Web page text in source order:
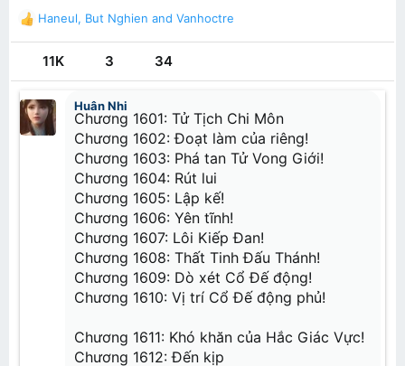
thê thẳng thừng từ hôn, làm dấy lên ý chí nam nhi
của mình.
hắc giới chỉ Tiêu Viêm gặp được hồn của Dược Lão
(Dược Trần – Dược tôn giả) 1 đại luyện dược tông sư
củađấu khí đại lục, cùng mối tình thủy chung từ bạn
Tác giả:​
Thiên Tàm Thổ Đậu
Tiên Hiệp, Dị Giới, Huyền Huyễn
Chương 1: Thiên tài rơi rụng
Chương 2: Đấu khí đại lục
Chương 3: Khách nhân
Chương 4: Vân Lam tông
Chương 5: Tụ khí tán
Chương 6: Luyện dược sư
Chương 7: Hưu!
Chương 8: Thần bí đích lão giả
Chương 9: Dược lão
Chương 10: Tá tiễn
Chương 11: Phường thị
Chương 12: Li hắn viễn điểm
Chương 13: Hắc thiết phiến
Chương 14: Hấp chưởng
Chương 16: Tiêu Trữ
Chương 17: Xung đột
R
e
i
n
Haneul, But Nghien and Vanhoctre
11K 3 34
Huân Nhi
Chương 1601: Tử Tịch Chi Môn
Chương 1602: Đoạt làm của riêng!
Chương 1603: Phá tan Tử Vong Giới!
Chương 1604: Rút lui
Chương 1605: Lập kế!
Chương 1606: Yên tĩnh!
Chương 1607: Lôi Kiếp Đan!
Chương 1608: Thất Tinh Đấu Thánh!
Chương 1609: Dò xét Cổ Đế động!
Chương 1610: Vị trí Cổ Đế động phủ!
Chương 1611: Khó khăn của Hắc Giác Vực!
Chương 1612: Đến kịp